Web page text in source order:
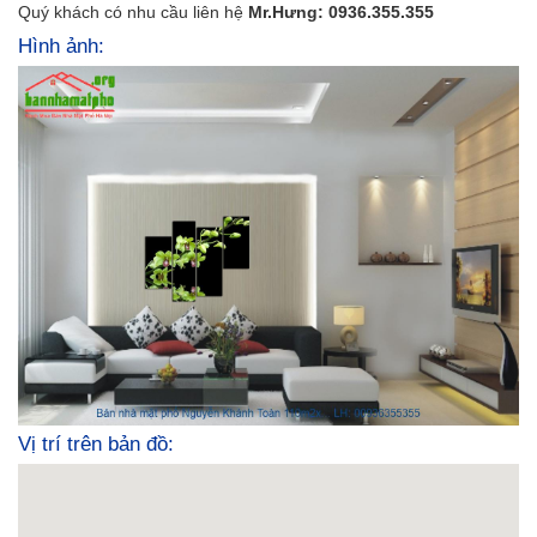
Quý khách có nhu cầu liên hệ Mr.Hưng: 0936.355.355
Hình ảnh:
Vị trí trên bản đồ: